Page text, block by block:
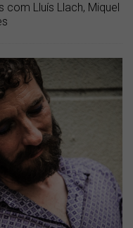
Lluís Llach, Miquel